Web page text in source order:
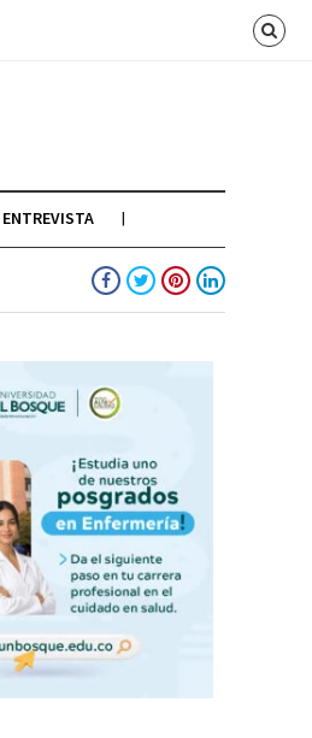
ENTREVISTA